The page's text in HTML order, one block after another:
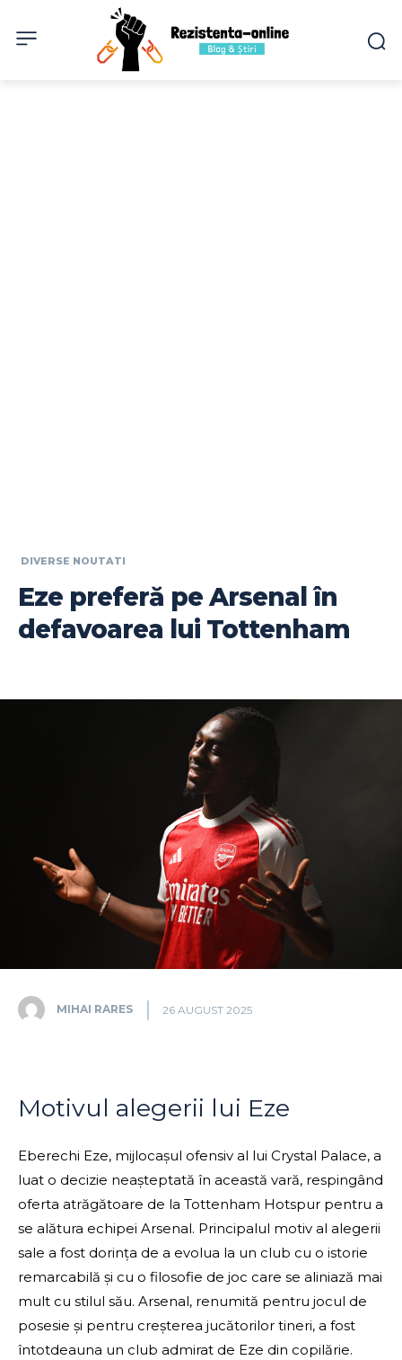
DIVERSE NOUTATI
Eze preferă pe Arsenal în
defavoarea lui Tottenham
MIHAI RARES 26 AUGUST 2025
Motivul alegerii lui Eze
Eberechi Eze, mijlocașul ofensiv al lui Crystal Palace, a
luat o decizie neașteptată în această vară, respingând
oferta atrăgătoare de la Tottenham Hotspur pentru a
se alătura echipei Arsenal. Principalul motiv al alegerii
sale a fost dorința de a evolua la un club cu o istorie
remarcabilă și cu o filosofie de joc care se aliniază mai
mult cu stilul său. Arsenal, renumită pentru jocul de
posesie și pentru creșterea jucătorilor tineri, a fost
întotdeauna un club admirat de Eze din copilărie.